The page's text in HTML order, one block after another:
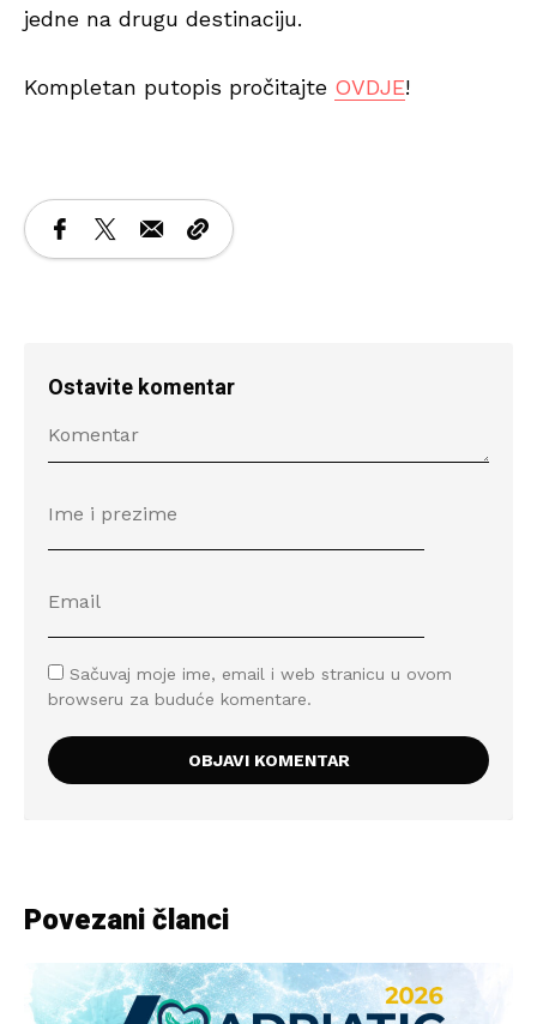
jedne na drugu destinaciju.
Kompletan putopis pročitajte OVDJE!
Ostavite komentar
Sačuvaj moje ime, email i web stranicu u ovom
browseru za buduće komentare.
Povezani članci